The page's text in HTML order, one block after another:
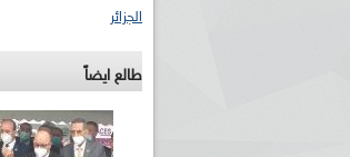
الجزائر
طالع ايضاً